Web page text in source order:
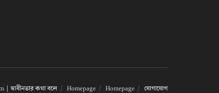
স্বাধীনতার কথা বলে Homepage Homepage যোগাযোগ